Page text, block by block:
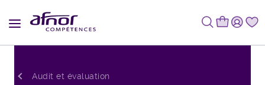
Audit et évaluation